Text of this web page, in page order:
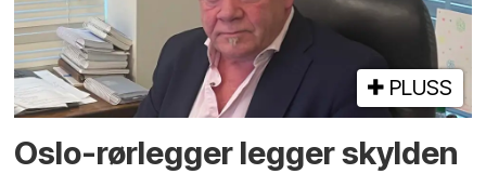
PLUSS
Oslo-rørlegger legger skylden